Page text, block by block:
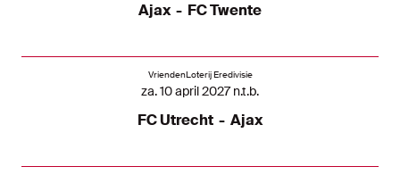
Ajax - FC Twente
VriendenLoterij Eredivisie
za. 10 april 2027 n.t.b.
FC Utrecht - Ajax